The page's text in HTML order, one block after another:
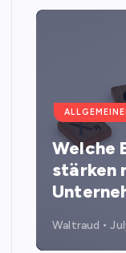
Welche
stärken
Waltraud